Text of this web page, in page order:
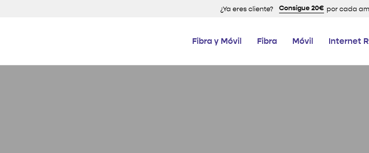
¿Ya eres cliente? Consigue 20€ por cada
Fibra y Móvil Fibra Móvil Internet